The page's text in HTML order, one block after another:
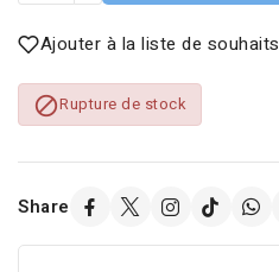
Ajouter à la liste de souhaits
Rupture de stock
Share